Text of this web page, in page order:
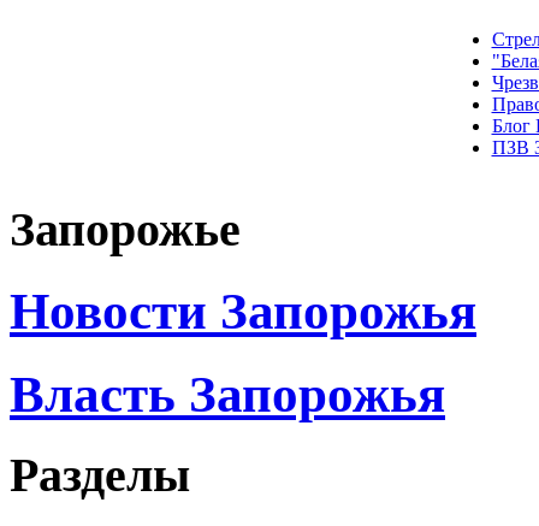
Блог
ПЗВ
Запорожье
Новости Запорожья
Власть Запорожья
Разделы